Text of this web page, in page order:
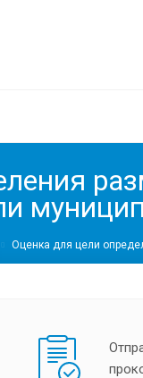
Оценка для цели